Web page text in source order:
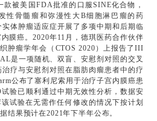
被美国FDA批准的口服SINE化合物，
性骨髓瘤和弥漫性大B细胞淋巴瘤的药
体肿瘤适应症开展了多项中期和后期临
膜癌。2020年11月，德琪医药合作伙伴
肿瘤学年会（CTOS 2020）上报告了III
是一项随机、双盲、安慰剂对照的交叉
疗与安慰剂对照在脂肪肉瘤患者中的疗
公布了塞利尼索用于治疗子宫内膜癌患
验已顺利通过中期无效性分析，数据安
试验在无需作任何修改的情况下按计划
结果预计在2021年下半年公布。